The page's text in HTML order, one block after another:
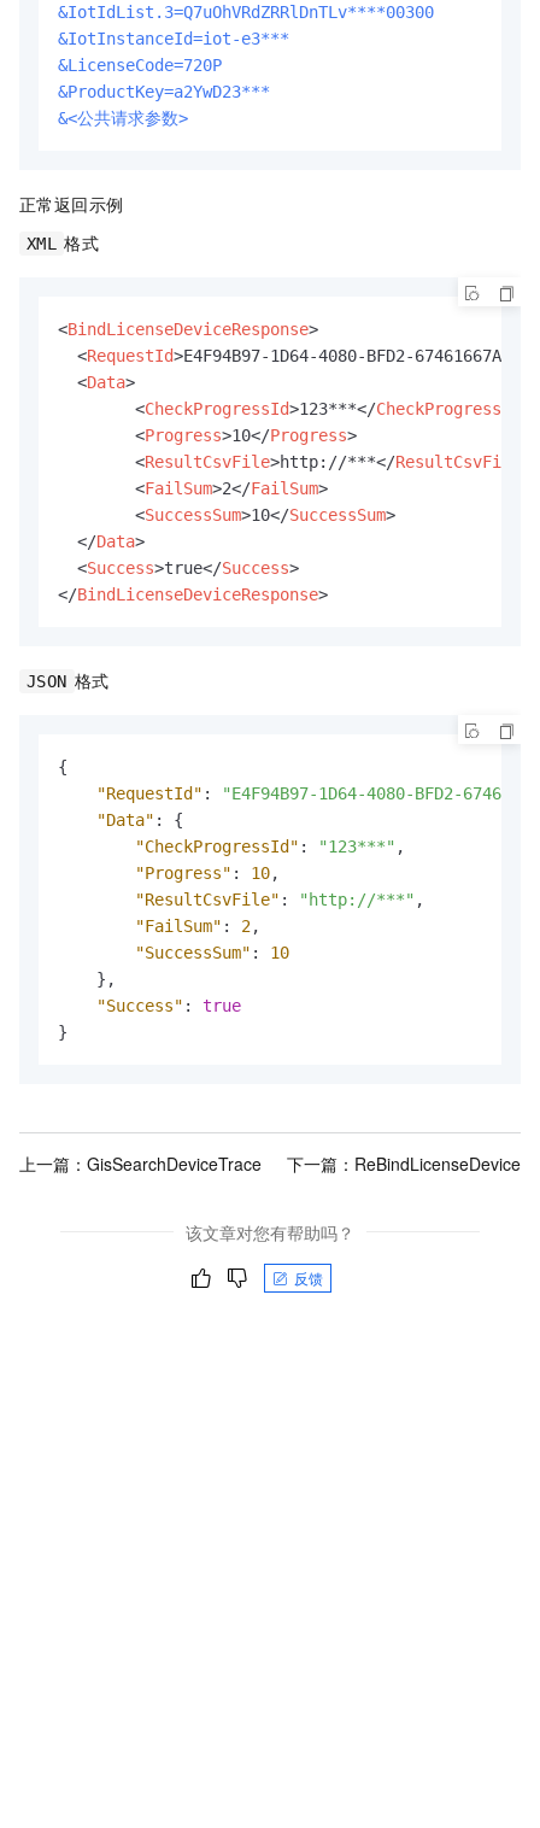
&IotIdList.3=Q7uOhVRdZRRlDnTLv****00300
&IotInstanceId=iot-e3***
&LicenseCode=720P
&ProductKey=a2YwD23***
&<公共请求参数>
正常返回示例
XML 格式
<BindLicenseDeviceResponse>
<RequestId>E4F94B97-1D64-4080-BFD2-67461667AA43
<Data>
<CheckProgressId>123***</CheckProgressId
<Progress>10</Progress>
<ResultCsvFile>http://***</ResultCsvFile
<FailSum>2</FailSum>
<SuccessSum>10</SuccessSum>
</Data>
<Success>true</Success>
</BindLicenseDeviceResponse>
JSON 格式
{
"RequestId" :
"E4F94B97-1D64-4080-BFD2-
"Data" :
{
"CheckProgressId" : "123***" ,
"Progress" : 10,
"ResultCsvFile" : "http://***" ,
"FailSum" : 2,
"SuccessSum" :
10
} ,
"Success" :
true
}
上一篇： GisSearchDeviceTrace 下一篇： ReBindLicenseDevice
该文章对您有帮助吗？
反馈